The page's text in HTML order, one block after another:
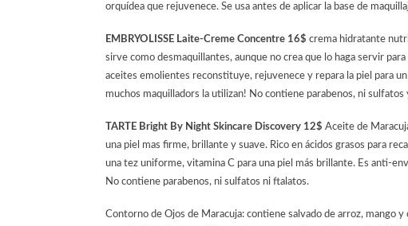
orquídea que rejuvenece. Se usa antes de aplicar la base de
EMBRYOLISSE Laite-Creme Concentre 16$ crema hidratante
sirve como desmaquillantes, aunque no crea que lo haga servir
aceites emolientes reconstituye, rejuvenece y repara la piel para
muchos maquilladors la utilizan! No contiene parabenos, ni sulfatos
TARTE Bright By Night Skincare Discovery 12$ Aceite de
una piel mas firme, brillante y suave. Rico en ácidos grasos para
una tez uniforme, vitamina C para una piel más brillante. Es anti-
No contiene parabenos, ni sulfatos ni ftalatos.
Contorno de Ojos de Maracuja: contiene salvado de arroz, mango